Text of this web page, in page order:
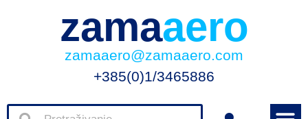
zamaaero
zamaaero@zamaaero.com
+385(0)1/3465886